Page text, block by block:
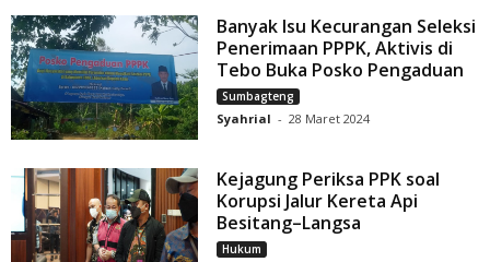
Banyak Isu Kecurangan Seleksi
Penerimaan PPPK, Aktivis di
Tebo Buka Posko Pengaduan
Sumbagteng
Syahrial - 28 Maret 2024
Kejagung Periksa PPK soal
Korupsi Jalur Kereta Api
Besitang–Langsa
Hukum